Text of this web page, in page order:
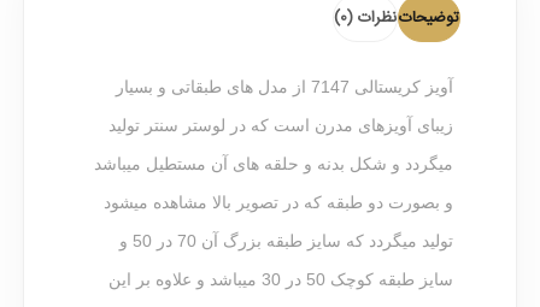
توضیحاتنظرات (0)
آویز کریستالی 7147 از مدل های طبقاتی و بسیار
زیبای آویزهای مدرن است که در لوستر سنتر تولید
میگردد و شکل بدنه و حلقه های آن مستطیل میباشد
و بصورت دو طبقه که در تصویر بالا مشاهده میشود
تولید میگردد که سایز طبقه بزرگ آن 70 در 50 و
سایز طبقه کوچک 50 در 30 میباشد و علاوه بر این